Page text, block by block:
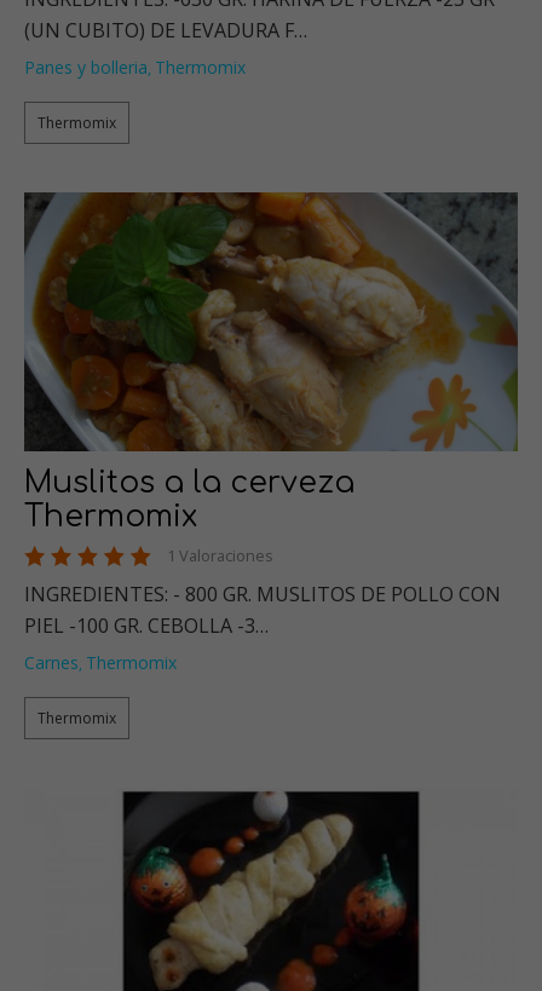
(UN CUBITO) DE LEVADURA F…
Panes y bolleria, Thermomix
Thermomix
Muslitos a la cerveza
Thermomix
1 Valoraciones
INGREDIENTES: - 800 GR. MUSLITOS DE POLLO CON
PIEL -100 GR. CEBOLLA -3…
Carnes, Thermomix
Thermomix